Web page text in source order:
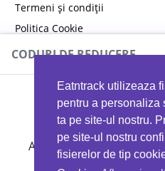
Eatntrack utilizeaza
pentru a personaliza
ta pe site-ul nostru.
pe site-ul nostru
fisierelor de tip
Termeni și condiții
Politica Cookie
Politica de confidențialitate
CODURI DE REDUCERE
Ai 40%reducere la orice